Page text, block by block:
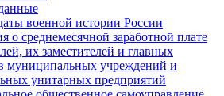
военной истории России
о среднемесячной заработной плате
их заместителей и главных
муниципальных учреждений и
унитарных предприятий